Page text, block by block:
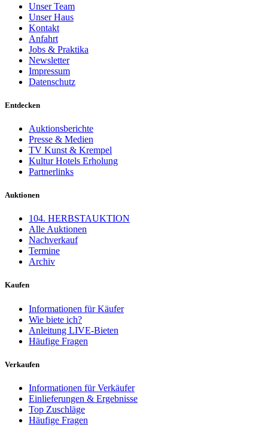
Unser Team
Unser Haus
Kontakt
Anfahrt
Jobs & Praktika
Newsletter
Impressum
Datenschutz
Entdecken
Auktionsberichte
Presse & Medien
TV Kunst & Krempel
Kultur Hotels Erholung
Partnerlinks
Auktionen
104. HERBSTAUKTION
Alle Auktionen
Nachverkauf
Termine
Archiv
Kaufen
Informationen für Käufer
Wie biete ich?
Anleitung LIVE-Bieten
Häufige Fragen
Verkaufen
Informationen für Verkäufer
Einlieferungen & Ergebnisse
Top Zuschläge
Häufige Fragen